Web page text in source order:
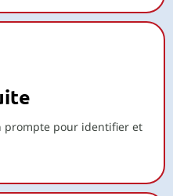
prompte pour identifier et